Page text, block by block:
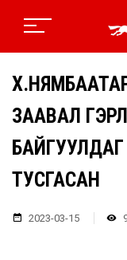
ЗААВАЛ
ТУСГАСАН
2023-03-15